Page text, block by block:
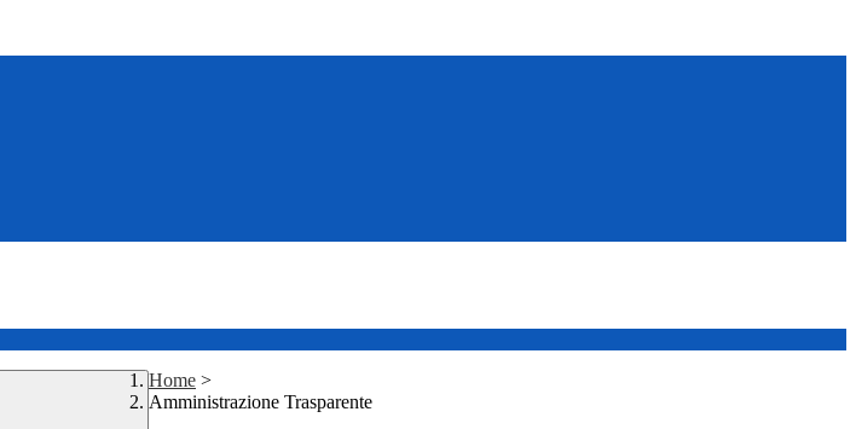
Home >
Amministrazione Trasparente